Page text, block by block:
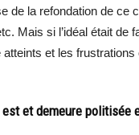
de la refondation de
Mais si l’idéal était de
atteints et les
est et demeure politisée